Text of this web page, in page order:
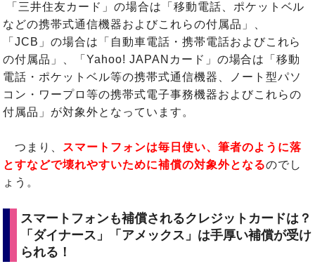
「三井住友カード」の場合は「移動電話、ポケットベル
などの携帯式通信機器およびこれらの付属品」、
「JCB」の場合は「自動車電話・携帯電話およびこれら
の付属品」、「Yahoo! JAPANカード」の場合は「移動
電話・ポケットベル等の携帯式通信機器、ノート型パソ
コン・ワープロ等の携帯式電子事務機器およびこれらの
付属品」が対象外となっています。
つまり、
スマートフォンは毎日使い、筆者のように落
とすなどで壊れやすいために補償の対象外となるのでし
ょう。
スマートフォンも補償されるクレジットカードは？
「ダイナース」「アメックス」は手厚い補償が受け
られる！